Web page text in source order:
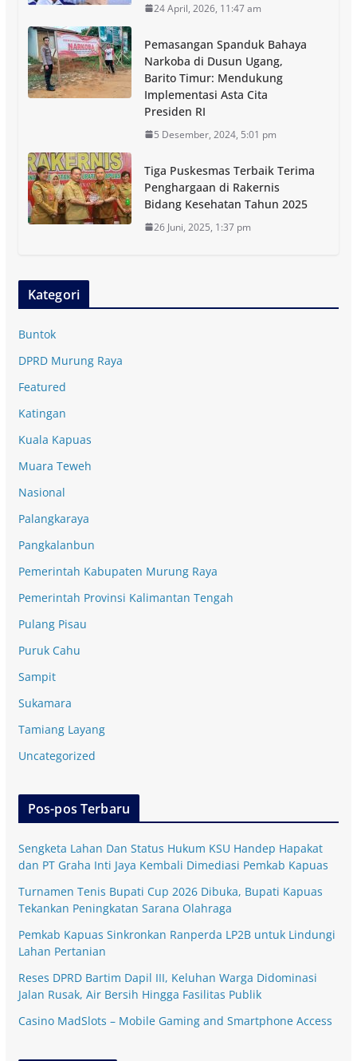
24 April, 2026, 11:47 am
Pemasangan Spanduk Bahaya
Narkoba di Dusun Ugang,
Barito Timur: Mendukung
Implementasi Asta Cita
Presiden RI
5 Desember, 2024, 5:01 pm
Tiga Puskesmas Terbaik Terima
Penghargaan di Rakernis
Bidang Kesehatan Tahun 2025
26 Juni, 2025, 1:37 pm
Kategori
Buntok
DPRD Murung Raya
Featured
Katingan
Kuala Kapuas
Muara Teweh
Nasional
Palangkaraya
Pangkalanbun
Pemerintah Kabupaten Murung Raya
Pemerintah Provinsi Kalimantan Tengah
Pulang Pisau
Puruk Cahu
Sampit
Sukamara
Tamiang Layang
Uncategorized
Pos-pos Terbaru
Sengketa Lahan Dan Status Hukum KSU Handep Hapakat
dan PT Graha Inti Jaya Kembali Dimediasi Pemkab Kapuas
Turnamen Tenis Bupati Cup 2026 Dibuka, Bupati Kapuas
Tekankan Peningkatan Sarana Olahraga
Pemkab Kapuas Sinkronkan Ranperda LP2B untuk Lindungi
Lahan Pertanian
Reses DPRD Bartim Dapil III, Keluhan Warga Didominasi
Jalan Rusak, Air Bersih Hingga Fasilitas Publik
Casino MadSlots – Mobile Gaming and Smartphone Access